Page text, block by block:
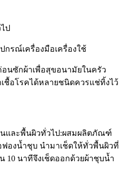
ป
กรณ์เครื่องมือเครื่องใช้
นซักผ้าเพื่อสุขอนามัยในครัว
ชื้อโรคได้หลายชนิดควรแช่ทิ้งไว้
และพื้นผิวทั่วไป:ผสมผลิตภัณฑ์
ฟองน้ำชุบ นำมาเช็ดให้ทั่วพื้นผิวที่
10 นาทีจึงเช็ดออกด้วยผ้าชุบน้ำ